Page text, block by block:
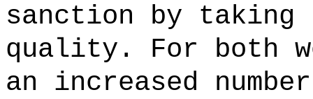
sanction by
quality. For both
an increased